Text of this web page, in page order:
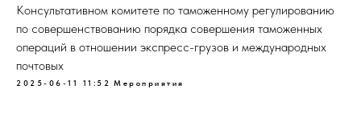
Консультативном комитете по таможенному регулированию
по совершенствованию порядка совершения таможенных
операций в отношении экспресс-грузов и международных
почтовых
2025-06-11 11:52 Мероприятия